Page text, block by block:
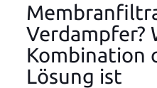
Verdampfer?
Kombination
Lösung ist